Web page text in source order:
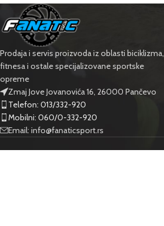
Prodaja i servis proizvoda iz oblasti biciklizma,
fitnesa i ostale specijalizovane sportske
opreme
Zmaj Jove Jovanovića 16, 26000 Pančevo
Telefon: 013/332-920
Mobilni: 060/0-332-920
Email: info@fanaticsport.rs